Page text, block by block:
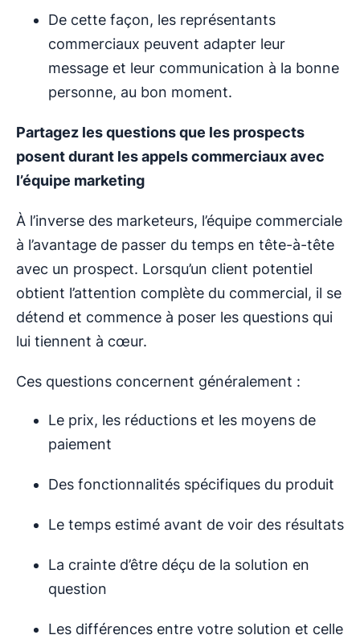
De cette façon, les représentants
commerciaux peuvent adapter leur
message et leur communication à la bonne
personne, au bon moment.
Partagez les questions que les prospects
posent durant les appels commerciaux avec
l’équipe marketing
À l’inverse des marketeurs, l’équipe commerciale
à l’avantage de passer du temps en tête-à-tête
avec un prospect. Lorsqu’un client potentiel
obtient l’attention complète du commercial, il se
détend et commence à poser les questions qui
lui tiennent à cœur.
Ces questions concernent généralement :
Le prix, les réductions et les moyens de
paiement
Des fonctionnalités spécifiques du produit
Le temps estimé avant de voir des résultats
La crainte d’être déçu de la solution en
question
Les différences entre votre solution et celle